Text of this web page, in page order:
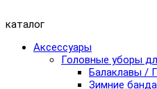
каталог
Аксессуары
Головные уборы
Балаклавы /
Зимние